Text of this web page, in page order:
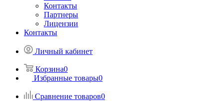
Контакты
Партнеры
Лицензии
Контакты
Личный кабинет
Корзина0
Избранные товары0
Сравнение товаров0